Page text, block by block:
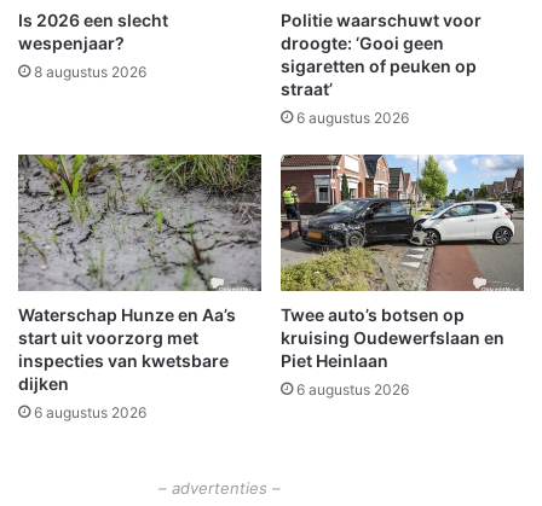
r
i
g
d
a
n
d
r
u
i
t
r
u
k
k
e
n
Is 2026 een slecht
wespenjaar?
8 augustus 2026
Politie waarschuwt voor
droogte: ‘Gooi geen
sigaretten of peuken op
straat’
6 augustus 2026
Waterschap Hunze en Aa’s
start uit voorzorg met
inspecties van kwetsbare
dijken
6 augustus 2026
Twee auto’s botsen op
kruising Oudewerfslaan en
Piet Heinlaan
6 augustus 2026
– advertenties –